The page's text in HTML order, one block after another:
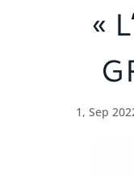
«
1, Sep